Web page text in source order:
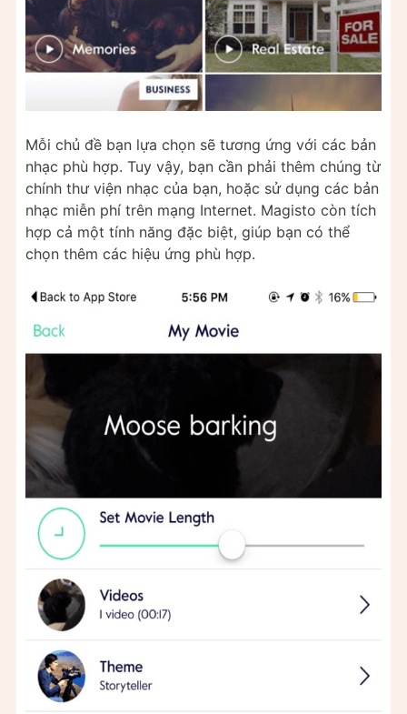
Mỗi chủ đề bạn lựa chọn sẽ tương ứng với các bản
nhạc phù hợp. Tuy vậy, bạn cần phải thêm chúng từ
chính thư viện nhạc của bạn, hoặc sử dụng các bản
nhạc miễn phí trên mạng Internet. Magisto còn tích
hợp cả một tính năng đặc biệt, giúp bạn có thể
chọn thêm các hiệu ứng phù hợp.